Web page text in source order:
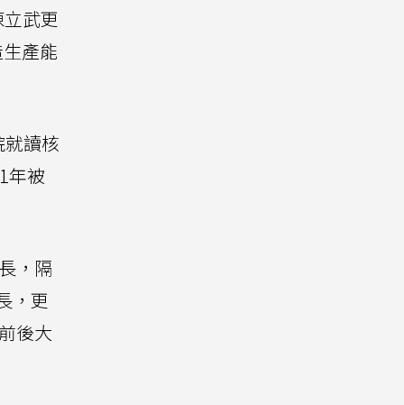
武更
產能
讀核
年被
，隔
，更
後大